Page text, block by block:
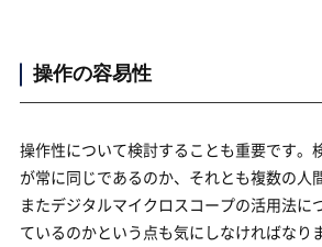
操作の容易性
操作性について検討することも重要です。
が常に同じであるのか、それとも複数の人
またデジタルマイクロスコープの活用法に
ているのかという点も気にしなければなり